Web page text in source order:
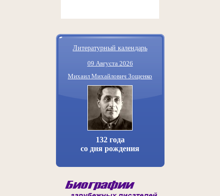
Литературный календарь
09 Августа 2026
Михаил Михайлович Зощенко
132 года
со дня рождения